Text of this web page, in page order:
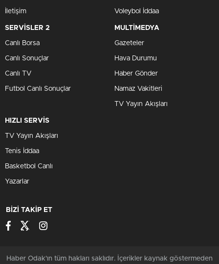
İletişim Voleybol İddaa
SERVİSLER 2
Canlı Borsa
Canlı Sonuçlar
Canlı TV
Futbol Canlı Sonuçlar
MULTİMEDYA
Gazeteler
Hava Durumu
Haber Gönder
Namaz Vakitleri
TV Yayın Akışları
HIZLI SERVİS
TV Yayın Akışları
Tenis İddaa
Basketbol Canlı
Yazarlar
BİZİ TAKİP ET
Haber Odak'ın tüm hakları saklıdır. İçerikler kaynak göstermeden